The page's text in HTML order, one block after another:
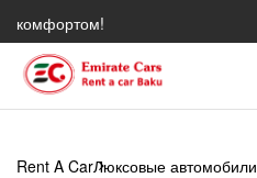
комфортом!
Rent A CarЛюксовые автомобили